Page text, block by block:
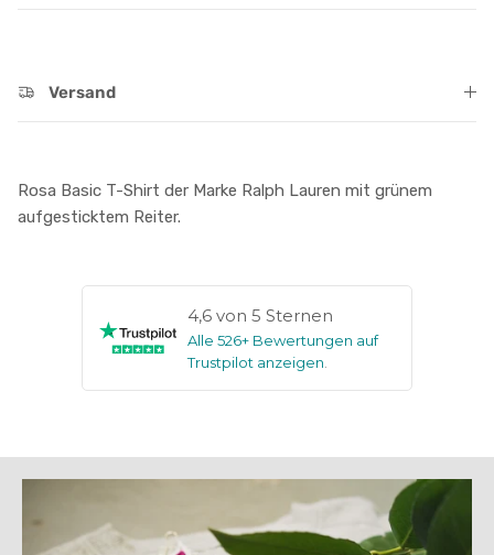
Versand
Rosa Basic T-Shirt der Marke Ralph Lauren mit grünem
aufgesticktem Reiter.
4,6 von 5 Sternen
Alle 526+ Bewertungen auf
Trustpilot anzeigen